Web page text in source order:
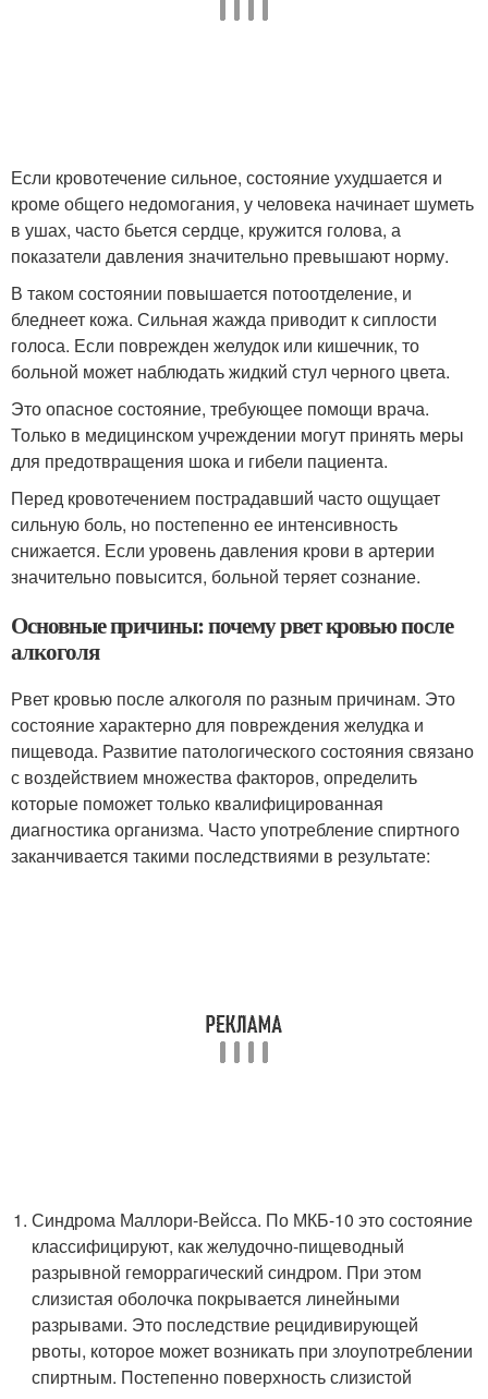
Если кровотечение сильное, состояние ухудшается и
кроме общего недомогания, у человека начинает шуметь
в ушах, часто бьется сердце, кружится голова, а
показатели давления значительно превышают норму.
В таком состоянии повышается потоотделение, и
бледнеет кожа. Сильная жажда приводит к сиплости
голоса. Если поврежден желудок или кишечник, то
больной может наблюдать жидкий стул черного цвета.
Это опасное состояние, требующее помощи врача.
Только в медицинском учреждении могут принять меры
для предотвращения шока и гибели пациента.
Перед кровотечением пострадавший часто ощущает
сильную боль, но постепенно ее интенсивность
снижается. Если уровень давления крови в артерии
значительно повысится, больной теряет сознание.
Основные причины: почему рвет кровью после
алкоголя
Рвет кровью после алкоголя по разным причинам. Это
состояние характерно для повреждения желудка и
пищевода. Развитие патологического состояния связано
с воздействием множества факторов, определить
которые поможет только квалифицированная
диагностика организма. Часто употребление спиртного
заканчивается такими последствиями в результате:
Синдрома Маллори-Вейсса. По МКБ-10 это состояние
классифицируют, как желудочно-пищеводный
разрывной геморрагический синдром. При этом
слизистая оболочка покрывается линейными
разрывами. Это последствие рецидивирующей
рвоты, которое может возникать при злоупотреблении
спиртным. Постепенно поверхность слизистой